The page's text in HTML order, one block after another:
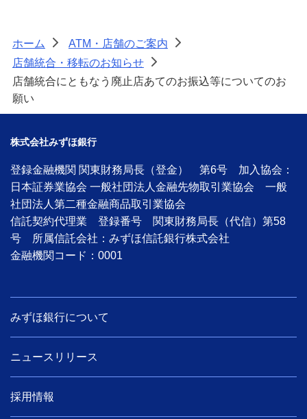
ホーム > ATM・店舗のご案内
>
店舗統合・移転のお知らせ
>
店舗統合にともなう廃止店あてのお振込等についてのお
願い
株式会社みずほ銀行
登録金融機関 関東財務局長（登金） 第6号 加入協会：
日本証券業協会 一般社団法人金融先物取引業協会 一般
社団法人第二種金融商品取引業協会
信託契約代理業 登録番号 関東財務局長（代信）第58
号 所属信託会社：みずほ信託銀行株式会社
金融機関コード：0001
みずほ銀行について
ニュースリリース
採用情報